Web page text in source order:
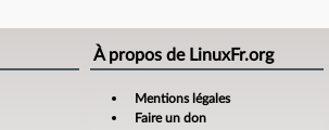
À propos de LinuxFr.org
Mentions légales
Faire un don